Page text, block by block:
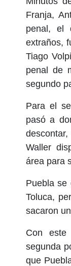
Franja,
penal, el
extraños,
Tiago
penal de
segundo
Para el
pasó a
Waller
área para
Puebla se
Toluca,
sacaron
Con
segunda
que